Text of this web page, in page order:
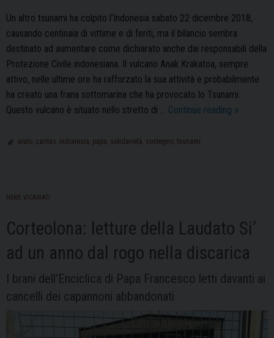
Un altro tsunami ha colpito l’Indonesia sabato 22 dicembre 2018,
causando centinaia di vittime e di feriti, ma il bilancio sembra
destinato ad aumentare come dichiarato anche dai responsabili della
Protezione Civile indonesiana. Il vulcano Anak Krakatoa, sempre
attivo, nelle ultime ore ha rafforzato la sua attività e probabilmente
ha creato una frana sottomarina che ha provocato lo Tsunami.
Questo vulcano è situato nello stretto di … Continue reading Tsunami
colpite
»
aiuto caritas indonesia papa solidarietà sostegno tsunami
NEWS VICARIATI
Corteolona: letture della Laudato Si’
ad un anno dal rogo nella discarica
I brani dell'Enciclica di Papa Francesco letti davanti ai
cancelli dei capannoni abbandonati